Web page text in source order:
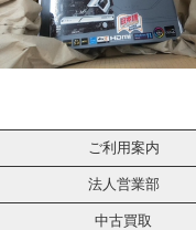
ご利用案内
法人営業部
中古買取